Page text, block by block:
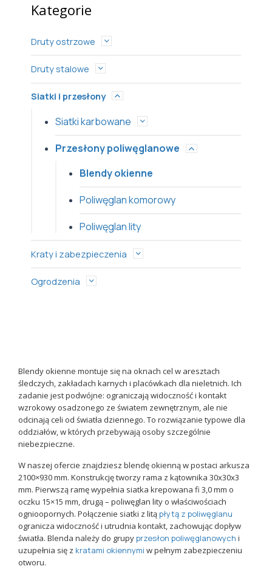
Kategorie
Druty ostrzowe
Druty stalowe
Siatki i przesłony
Siatki karbowane
Przesłony poliwęglanowe
Blendy okienne
Poliwęglan komorowy
Poliwęglan lity
Kraty i zabezpieczenia
Ogrodzenia
Blendy okienne montuje się na oknach cel w aresztach
śledczych, zakładach karnych i placówkach dla nieletnich. Ich
zadanie jest podwójne: ograniczają widoczność i kontakt
wzrokowy osadzonego ze światem zewnętrznym, ale nie
odcinają celi od światła dziennego. To rozwiązanie typowe dla
oddziałów, w których przebywają osoby szczególnie
niebezpieczne.
W naszej ofercie znajdziesz blendę okienną w postaci arkusza
2100×930 mm. Konstrukcję tworzy rama z kątownika 30x30x3
mm. Pierwszą ramę wypełnia siatka krepowana fi 3,0 mm o
oczku 15×15 mm, drugą – poliwęglan lity o właściwościach
ognioopornych. Połączenie siatki z litąpłytą z poliwęglanu
ogranicza widoczność i utrudnia kontakt, zachowując dopływ
światła. Blenda należy do grupyprzesłon poliwęglanowych i
uzupełnia się z kratami okiennymi w pełnym zabezpieczeniu
otworu.